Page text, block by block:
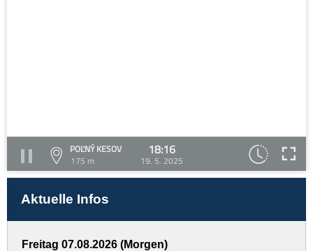
POĽNÝ KESOV
175 m
18:16
19. 5. 2025
Aktuelle Infos
Freitag 07.08.2026 (Morgen)